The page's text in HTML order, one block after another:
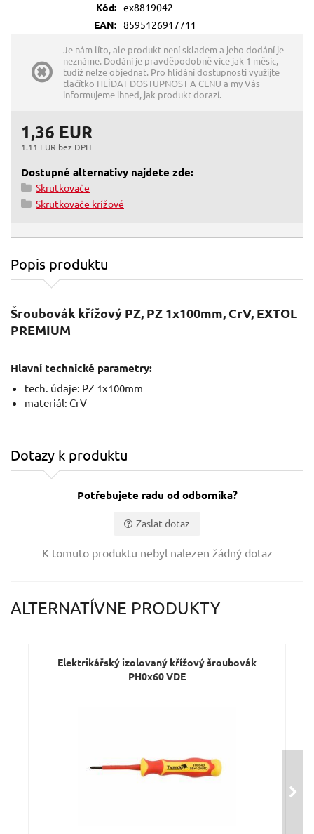
Kód: ex8819042
EAN: 8595126917711
Je nám líto, ale produkt není skladem a jeho dodání je
neznáme. Dodání je pravděpodobně více jak 1 měsíc,
tudíž nelze objednat. Pro hlídání dostupnosti využijte
tlačítko HLÍDAT DOSTUPNOST A CENU a my Vás
informujeme ihned, jak produkt dorazí.
1,36 EUR
1.11 EUR bez DPH
Dostupné alternativy najdete zde:
Skrutkovače
Skrutkovače krížové
Popis produktu
Šroubovák křížový PZ, PZ 1x100mm, CrV, EXTOL
PREMIUM
Hlavní technické parametry:
tech. údaje: PZ 1x100mm
materiál: CrV
Dotazy k produktu
Potřebujete radu od odborníka?
Zaslat dotaz
K tomuto produktu nebyl nalezen žádný dotaz
ALTERNATÍVNE PRODUKTY
Elektrikářský izolovaný křížový šroubovák
PH0x60 VDE